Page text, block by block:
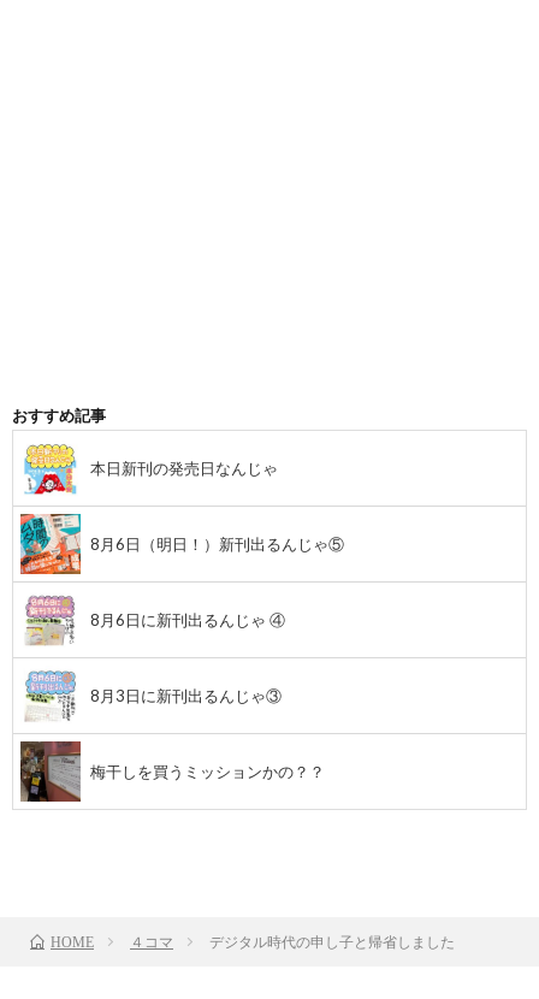
おすすめ記事
本日新刊の発売日なんじゃ
8月6日（明日！）新刊出るんじゃ⑤
8月6日に新刊出るんじゃ ④
8月3日に新刊出るんじゃ③
梅干しを買うミッションかの？？
HOME ４コマ デジタル時代の申し子と帰省しました